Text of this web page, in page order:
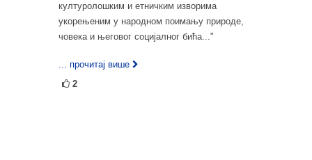
културолошким и етничким изворима
укорењеним у народном поимању природе,
човека и његовог социјалног бића..."
... прочитај више
2